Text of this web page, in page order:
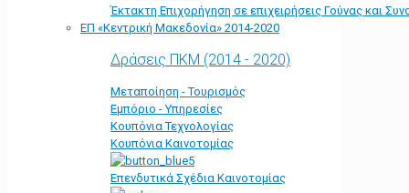
Έκτακτη Επιχορήγηση σε επιχειρήσεις Γούνας και
ΕΠ «Kεντρική Μακεδονία» 2014-2020
Δράσεις ΠΚΜ (2014 - 2020)
Μεταποίηση - Τουρισμός
Εμπόριο - Υπηρεσίες
Κουπόνια Τεχνολογίας
Κουπόνια Καινοτομίας
Επενδυτικά Σχέδια Καινοτομίας